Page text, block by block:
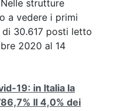
strutture
a vedere i primi
30.617 posti letto
2020 al 14
19: in Italia la
Il 4,0% dei